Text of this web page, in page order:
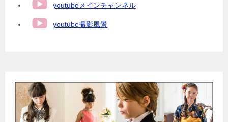
youtubeメインチャンネル
youtube撮影風景